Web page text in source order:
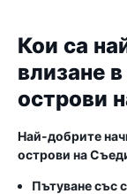
Кои са
влизане
острови
Най-добрите
острови на
Пътуване със